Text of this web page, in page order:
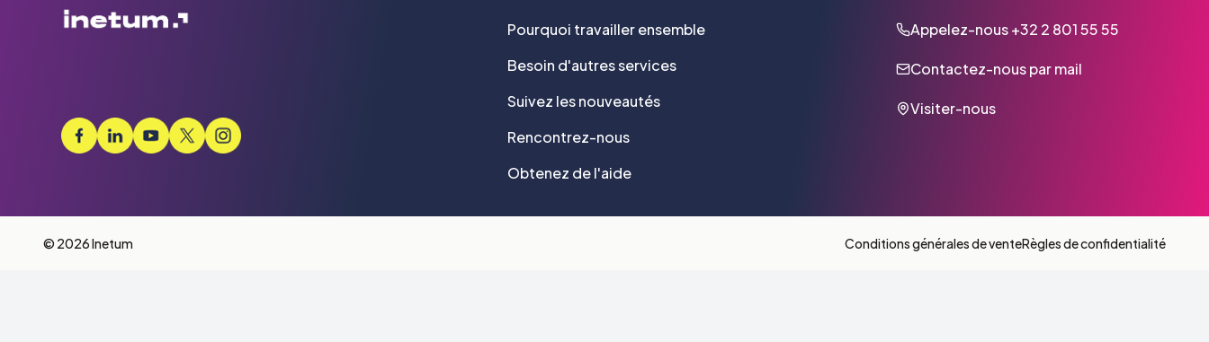
Pourquoi travailler ensemble
Besoin d'autres services
Suivez les nouveautés
Rencontrez-nous
Obtenez de l'aide
Appelez-nous+32 2 801 55 55
Contactez-nous par mail
Visiter-nous
© 2026 Inetum Conditions générales de venteRègles de confidentialité